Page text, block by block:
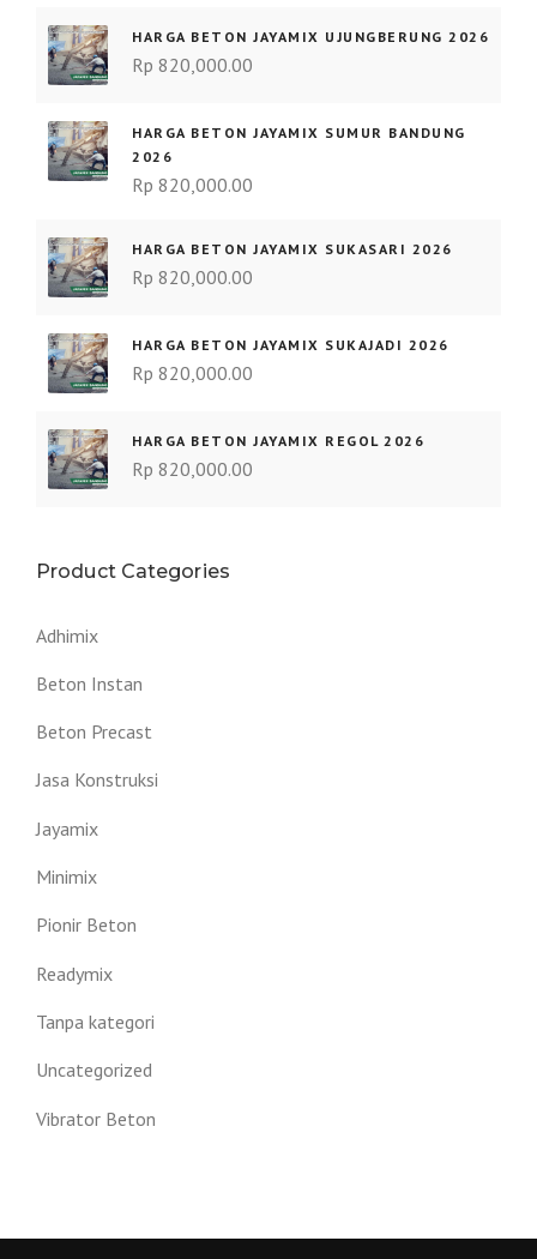
HARGA BETON JAYAMIX UJUNGBERUNG 2026
Rp 820,000.00
HARGA BETON JAYAMIX SUMUR BANDUNG
2026
Rp 820,000.00
HARGA BETON JAYAMIX SUKASARI 2026
Rp 820,000.00
HARGA BETON JAYAMIX SUKAJADI 2026
Rp 820,000.00
HARGA BETON JAYAMIX REGOL 2026
Rp 820,000.00
Product Categories
Adhimix
Beton Instan
Beton Precast
Jasa Konstruksi
Jayamix
Minimix
Pionir Beton
Readymix
Tanpa kategori
Uncategorized
Vibrator Beton